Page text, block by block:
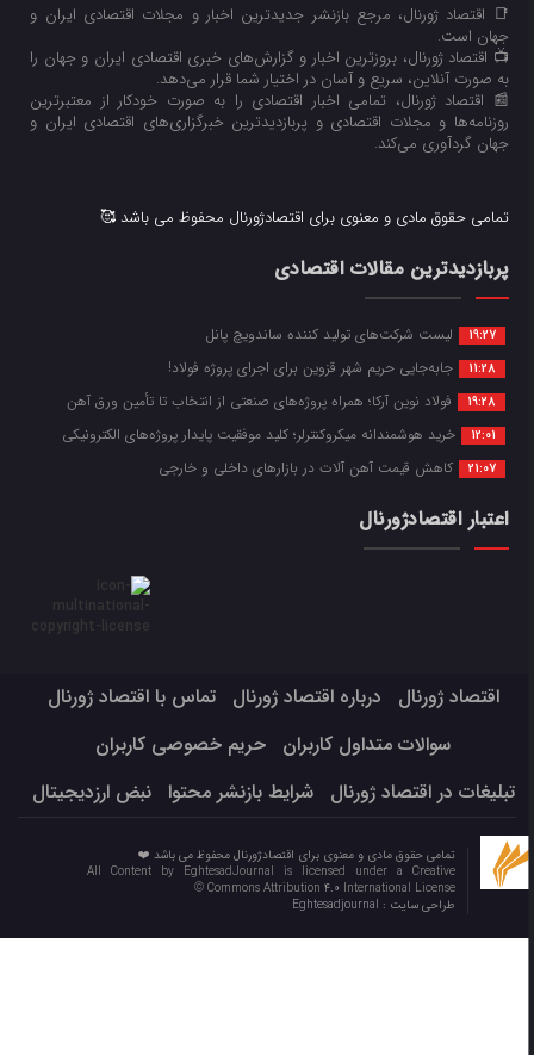
📑 اقتصاد ژورنال، مرجع بازنشر جدیدترین اخبار و مجلات اقتصادی ایران و
جهان است.
📺 اقتصاد ژورنال، بروزترین اخبار و گزارش‌های خبری اقتصادی ایران و جهان را
به صورت آنلاین، سریع و آسان در اختیار شما قرار می‌‌دهد.
📰 اقتصاد ژورنال، تمامی اخبار اقتصادی را به صورت خودکار از معتبرترین
روزنامه‌ها و مجلات اقتصادی و پربازدیدترین خبرگزاری‌های اقتصادی ایران و
جهان گردآوری می‌کند.
تمامی حقوق مادی و معنوی برای اقتصادژورنال محفوظ می باشد 🥰
پربازدیدترین مقالات اقتصادی
19:27 لیست شرکت‌های تولید کننده ساندویچ پانل
11:28 جابه‌جایی حریم شهر قزوین برای اجرای پروژه فولاد!
19:28 فولاد نوین آرکا؛ همراه پروژه‌های صنعتی از انتخاب تا تأمین ورق آهن
12:01 خرید هوشمندانه میکروکنترلر؛ کلید موفقیت پایدار پروژه‌های الکترونیکی
21:07 کاهش قیمت آهن آلات در بازارهای داخلی و خارجی
اعتبار اقتصادژورنال
اقتصاد ژورنال درباره اقتصاد ژورنال
تماس با اقتصاد ژورنال
سوالات متداول کاربران
حریم خصوصی کاربران
تبلیغات در اقتصاد ژورنال
شرایط بازنشر محتوا نبض ارزدیجیتال
تمامی حقوق مادی و معنوی برای اقتصادژورنال محفوظ می باشد ❤️
All Content by EghtesadJournal is licensed under a Creative
Commons Attribution 4.0 International License ©️
طراحی سایت :